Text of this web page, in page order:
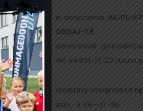
e-doręczenia: AE:PL-
GBSAJ-23
adres email:
tel. 44 631-71-22 (biuro
Godziny otwarcia
pon.: 9:00 – 17:00